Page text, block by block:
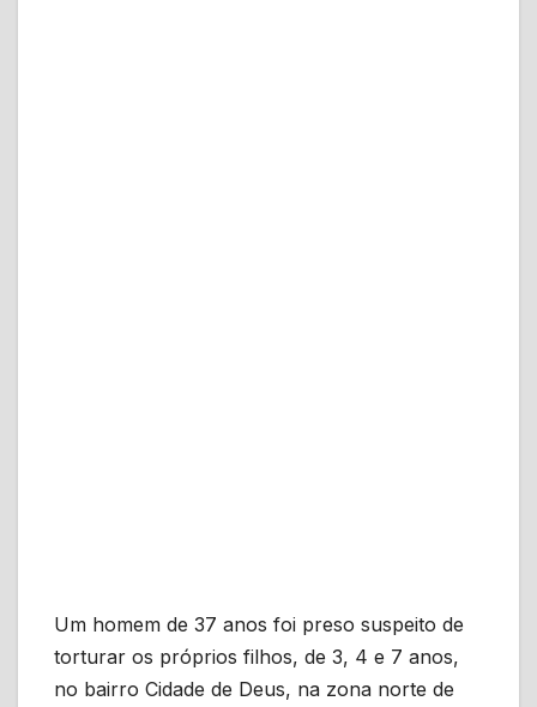
Um homem de 37 anos foi preso suspeito de
torturar os próprios filhos, de 3, 4 e 7 anos,
no bairro Cidade de Deus, na zona norte de